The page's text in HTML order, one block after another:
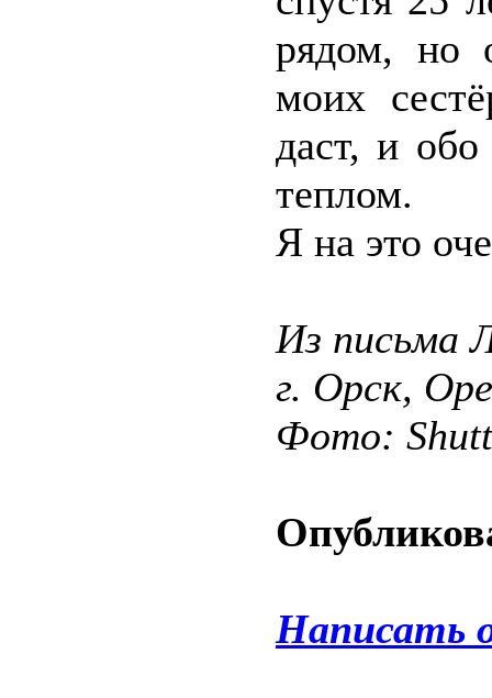
рядом, но
моих
даст, и
теплом.
Я на это
Из письма
г. Орск,
Фото:
Написать